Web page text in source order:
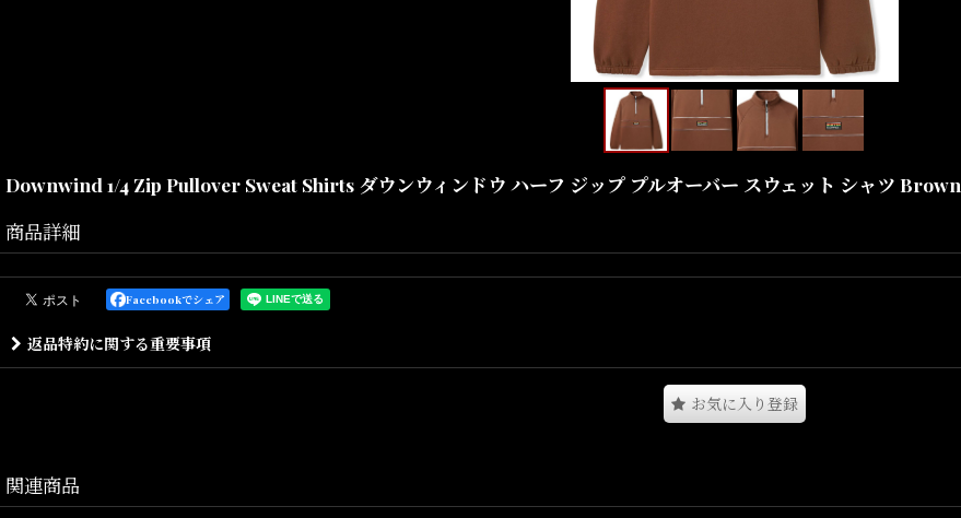
Downwind 1/4 Zip Pullover Sweat Shirts ダウンウィンドウ ハーフ ジップ プルオーバー スウェット シャツ Brown
商品詳細
Size(サイズ)／
M(着丈:75.5cm,身幅:61.5cm,裄丈:82cm)
L(着丈:77cm,身幅:64cm,裄丈:83cm)
Facebookでシェア
返品特約に関する重要事項
お気に入り登録
関連商品